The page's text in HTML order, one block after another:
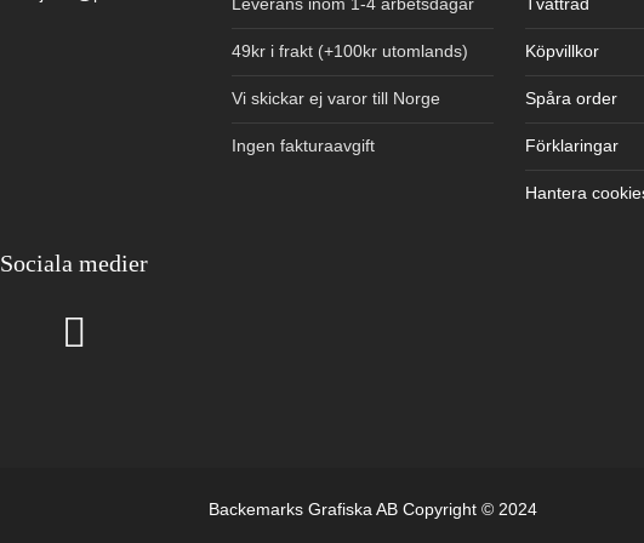
49kr i frakt (+100kr utomlands)
Vi skickar ej varor till Norge
Ingen fakturaavgift
Köpvillkor
Spåra order
Förklaringar
Hantera
Sociala medier
Backemarks Grafiska AB Copyright © 2024